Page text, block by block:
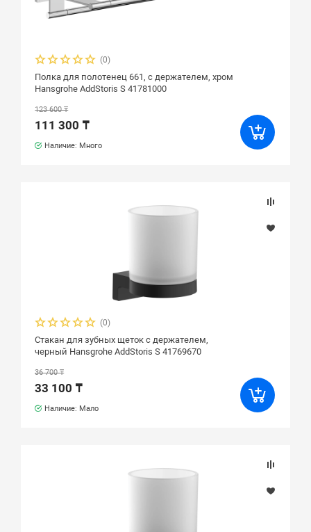
(0)
Полка для полотенец 661, с держателем, хром
Hansgrohe AddStoris S 41781000
123 600 ₸
111 300 ₸
Наличие: Много
(0)
Стакан для зубных щеток с держателем,
черный Hansgrohe AddStoris S 41769670
36 700 ₸
33 100 ₸
Наличие: Мало